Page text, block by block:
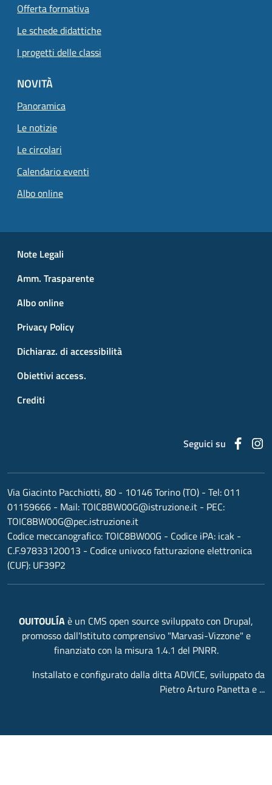
Offerta formativa
Le schede didattiche
I progetti delle classi
NOVITÀ
Panoramica
Le notizie
Le circolari
Calendario eventi
Albo online
Small prints
Note Legali
Amm. Trasparente
Albo online
Privacy Policy
Dichiaraz. di accessibilità
Obiettivi access.
Crediti
Seguici su
Via Giacinto Pacchiotti, 80 - 10146 Torino (TO) - Tel:011
01159666 - Mail:TOIC8BW00G@istruzione.it - PEC:
TOIC8BW00G@pec.istruzione.it
Codice meccanografico:TOIC8BW00G - Codice iPA: icak -
C.F.97833120013 - Codice univoco fatturazione elettronica
(CUF): UF39P2
OUITOULÍAè un CMS open source sviluppato con Drupal,
promosso dall'Istituto comprensivo "Marvasi-Vizzone" e
finanziato con la misura 1.4.1 del PNRR.
Installato e configurato dalla ditta ADVICE, sviluppato da
Pietro Arturo Panetta e ...